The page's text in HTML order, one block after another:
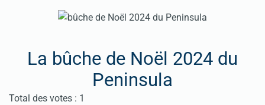
La bûche de Noël 2024 du
Peninsula
Vote utilisateur:5/
Total des votes : 1